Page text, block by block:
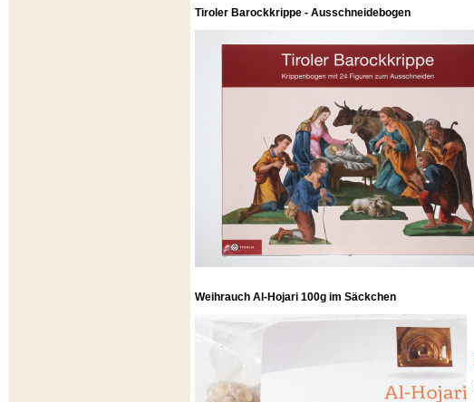
Tiroler Barockkrippe - Ausschneidebogen
Weihrauch Al-Hojari 100g im Säckchen